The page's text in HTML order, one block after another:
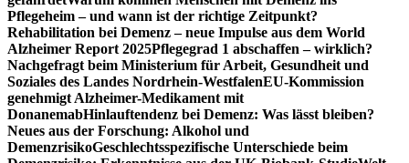
Pflegeheim – und wann ist der richtige Zeitpunkt?
Rehabilitation bei Demenz – neue Impulse aus dem World
Alzheimer Report 2025Pflegegrad 1 abschaffen – wirklich?
Nachgefragt beim Ministerium für Arbeit, Gesundheit und
Soziales des Landes Nordrhein-WestfalenEU-Kommission
genehmigt Alzheimer-Medikament mit
DonanemabHinlauftendenz bei Demenz: Was lässt bleiben?
Neues aus der Forschung: Alkohol und
DemenzrisikoGeschlechtsspezifische Unterschiede beim